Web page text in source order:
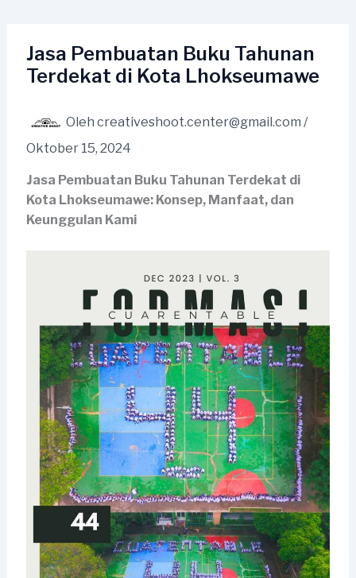
kontenJasa Pembuatan Buku Tahunan
Terdekat di Kota Lhokseumawe
Oleh creativeshoot.center@gmail.com /
Oktober 15, 2024
Jasa Pembuatan Buku Tahunan Terdekat di
Kota Lhokseumawe: Konsep, Manfaat, dan
Keunggulan Kami